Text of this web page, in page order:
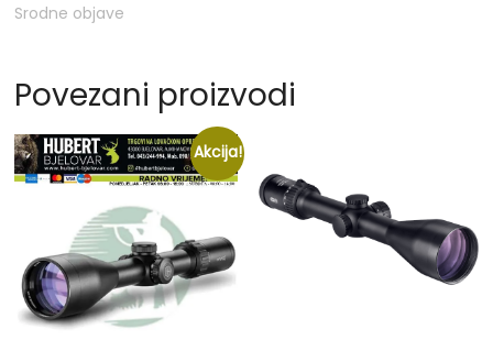
Srodne objave
Povezani proizvodi
Akcija!